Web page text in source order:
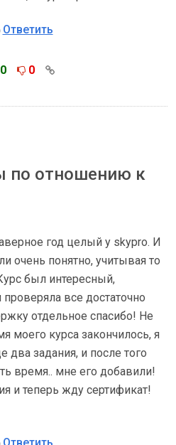
Ответить
0 0
по отношению к
год целый у skypro. И
очень понятно, учитывая то
был интересный,
все достаточно
отдельное спасибо! Не
моего курса закончилось, я
два задания, и после того
время.. мне его добавили!
и теперь жду сертификат!